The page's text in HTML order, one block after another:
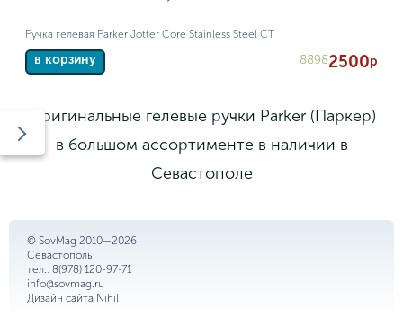
Ручка гелевая Parker Jotter Core Stainless Steel CT
в корзину 88982500р
Оригинальные гелевые ручки Parker (Паркер)
в большом ассортименте в наличии в
Севастополе
© SovMag 2010—2026
Севастополь
тел.: 8(978) 120-97-71
info@sovmag.ru
Дизайн сайта Nihil